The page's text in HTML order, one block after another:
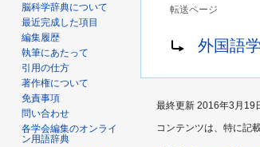
転送ページ
シ
ョ
動
転送先: 外国語
脳科学辞典について
最近完成した項目
編集履歴
執筆にあたって
引用の仕方
著作権について
免責事項
問い合わせ
各学会編集のオンライ
ン用語辞典
最終更新 2016年3月19
コンテンツは、特に記